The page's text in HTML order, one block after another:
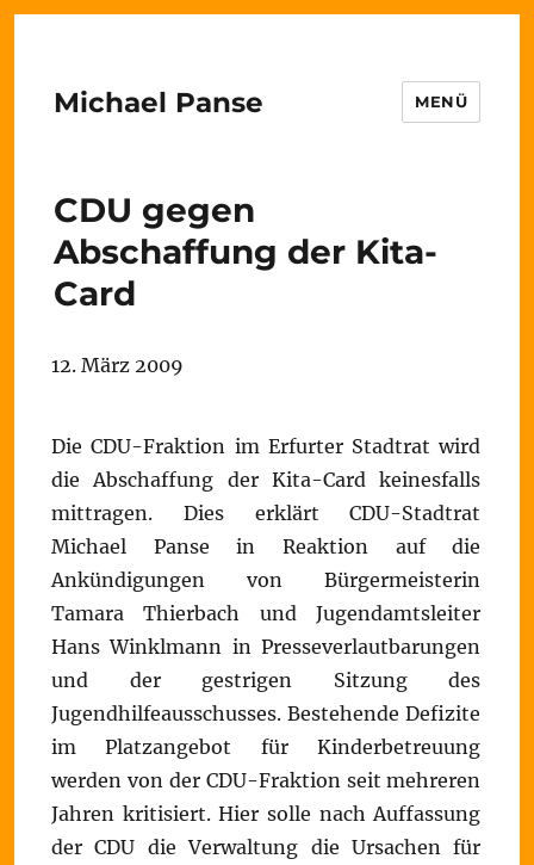
Michael Panse MENÜ
CDU gegen
Abschaffung der Kita-
Card
12. März 2009
Die CDU-Fraktion im Erfurter Stadtrat wird
die Abschaffung der Kita-Card keinesfalls
mittragen. Dies erklärt CDU-Stadtrat
Michael Panse in Reaktion auf die
Ankündigungen von Bürgermeisterin
Tamara Thierbach und Jugendamtsleiter
Hans Winklmann in Presseverlautbarungen
und der gestrigen Sitzung des
Jugendhilfeausschusses. Bestehende Defizite
im Platzangebot für Kinderbetreuung
werden von der CDU-Fraktion seit mehreren
Jahren kritisiert. Hier solle nach Auffassung
der CDU die Verwaltung die Ursachen für